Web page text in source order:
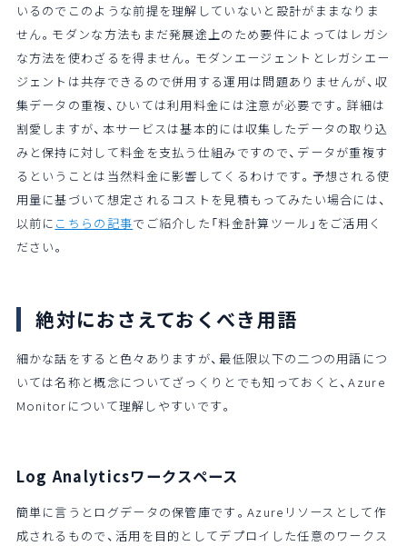
いるのでこのような前提を理解していないと設計がままなりま
せん。モダンな方法もまだ発展途上のため要件によってはレガシ
な方法を使わざるを得ません。モダンエージェントとレガシエー
ジェントは共存できるので併用する運用は問題ありませんが、収
集データの重複、ひいては利用料金には注意が必要です。詳細は
割愛しますが、本サービスは基本的には収集したデータの取り込
みと保持に対して料金を支払う仕組みですので、データが重複す
るということは当然料金に影響してくるわけです。予想される使
用量に基づいて想定されるコストを見積もってみたい場合には、
以前に こちらの記事でご紹介した「料金計算ツール」をご活用く
ださい。
絶対におさえておくべき用語
細かな話をすると色々ありますが、最低限以下の二つの用語につ
いては名称と概念についてざっくりとでも知っておくと、Azure
Monitorについて理解しやすいです。
Log Analyticsワークスペース
簡単に言うとログデータの保管庫です。Azureリソースとして作
成されるもので、活用を目的としてデプロイした任意のワークス